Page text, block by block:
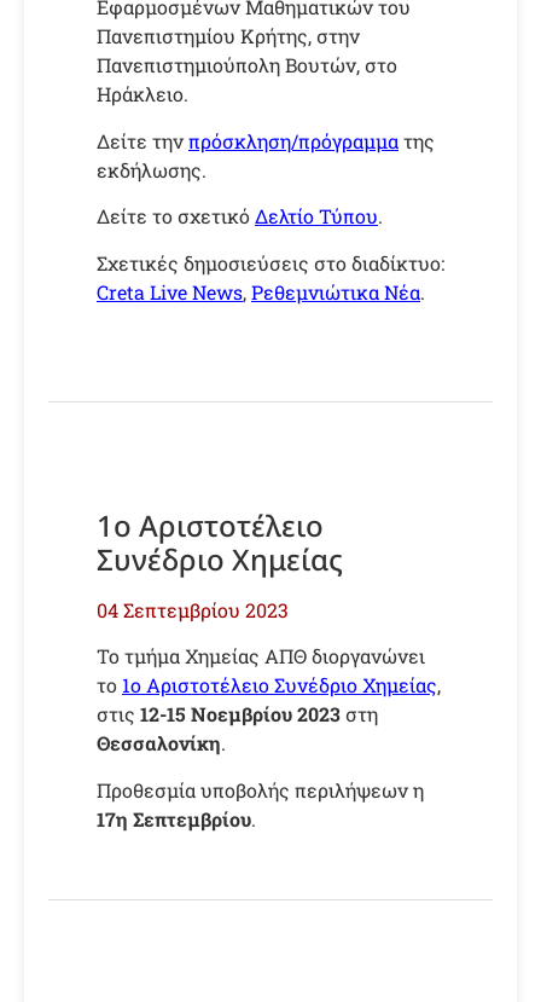
Εφαρμοσμένων Μαθηματικών του
Πανεπιστημίου Κρήτης, στην
Πανεπιστημιούπολη Βουτών, στο
Ηράκλειο.
Δείτε τηνπρόσκληση/πρόγραμματης
εκδήλωσης.
Δείτε το σχετικόΔελτίο Τύπου.
Σχετικές δημοσιεύσεις στο διαδίκτυο:
Creta Live News,Ρεθεμνιώτικα Νέα.
1ο Αριστοτέλειο
Συνέδριο Χημείας
04 Σεπτεμβρίου 2023
Το τμήμα Χημείας ΑΠΘ διοργανώνει
το 1ο Αριστοτέλειο Συνέδριο Χημείας,
στις 12-15 Νοεμβρίου 2023στη
Θεσσαλονίκη.
Προθεσμία υποβολής περιλήψεων η
17η Σεπτεμβρίου.